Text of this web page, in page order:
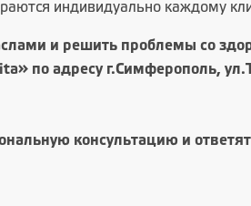
индивидуально каждому
и решить проблемы со
по адресу г.Симферополь,
консультацию и